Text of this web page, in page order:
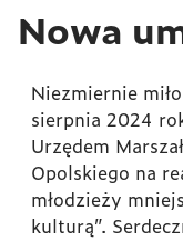
Nowa
Niezmiernie
sierpnia 2024
Urzędem
Opolskiego na
młodzieży
kulturą”.